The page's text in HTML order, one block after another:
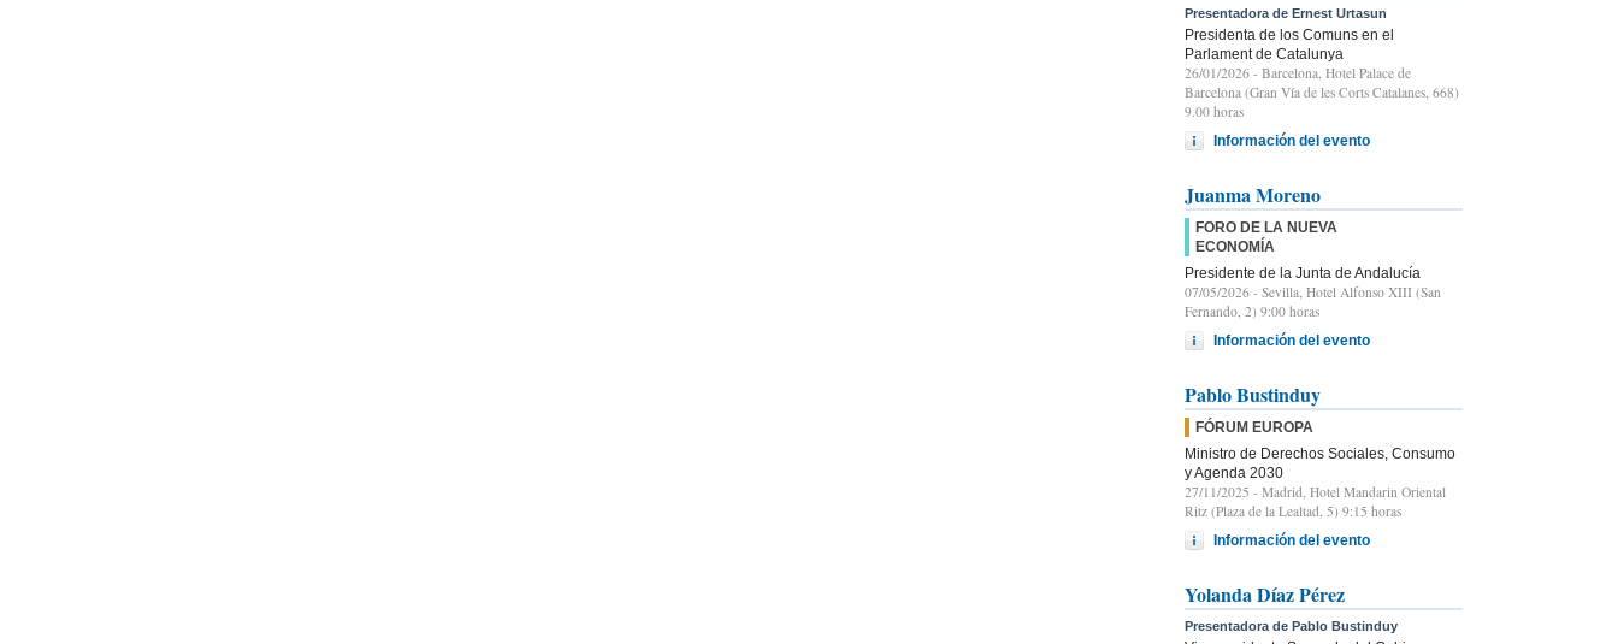
Presentadora de Ernest Urtasun
Presidenta de los Comuns en el
Parlament de Catalunya
26/01/2026 - Barcelona, Hotel Palace de
Barcelona (Gran Vía de les Corts Catalanes, 668)
9.00 horas
Información del evento
Juanma Moreno
FORO DE LA NUEVA
ECONOMÍA
Presidente de la Junta de Andalucía
07/05/2026 - Sevilla, Hotel Alfonso XIII (San
Fernando, 2) 9:00 horas
Información del evento
Pablo Bustinduy
FÓRUM EUROPA
Ministro de Derechos Sociales, Consumo
y Agenda 2030
27/11/2025 - Madrid, Hotel Mandarin Oriental
Ritz (Plaza de la Lealtad, 5) 9:15 horas
Información del evento
Yolanda Díaz Pérez
Presentadora de Pablo Bustinduy